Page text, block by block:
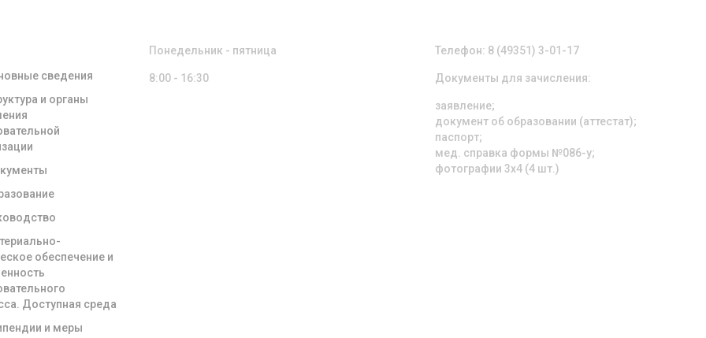
сведения
и органы
обеспечение и
Доступная среда
и меры
Понедельник - пятница
8:00 - 16:30
Телефон: 8 (49351) 3-01-17
Документы для зачисления:
заявление;
документ об образовании (аттестат);
паспорт;
мед. справка формы №086-у;
фотографии 3х4 (4 шт.)